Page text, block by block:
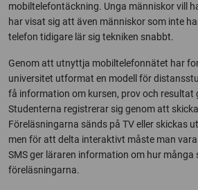
mobiltelefontäckning. Unga människor vill
har visat sig att även människor som inte
telefon tidigare lär sig tekniken snabbt.
Genom att utnyttja mobiltelefonnätet har
universitet utformat en modell för
få information om kursen, prov och resultat
Studenterna registrerar sig genom att
Föreläsningarna sänds på TV eller skickas
men för att delta interaktivt måste man
SMS ger läraren information om hur många
föreläsningarna.